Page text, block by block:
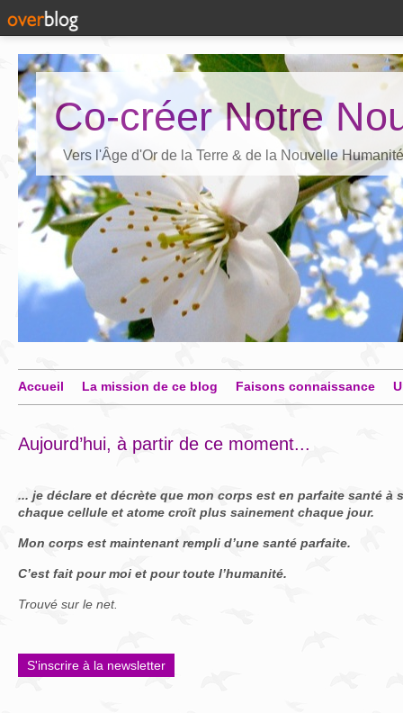
Co-créer Notre
Vers l'Âge d'Or de la Terre & de la Nouvelle Humanité
Accueil La mission de ce blog Faisons connaissance
Aujourd’hui, à partir de ce moment...
... je déclare et décrète que mon corps est en parfaite santé à
chaque cellule et atome croît plus sainement chaque jour.
Mon corps est maintenant rempli d’une santé parfaite.
C’est fait pour moi et pour toute l’humanité.
Trouvé sur le net.
S'inscrire à la newsletter